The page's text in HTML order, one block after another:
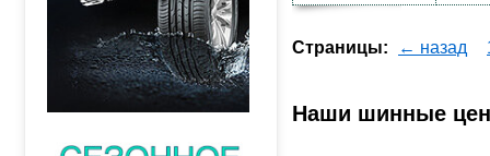
Страницы: ← назад
Наши шинные